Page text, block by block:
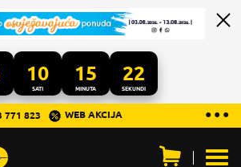
10
SATI
15
MINUTA
19
SEKUNDI
...
● ● ●
771 823 WEB AKCIJA